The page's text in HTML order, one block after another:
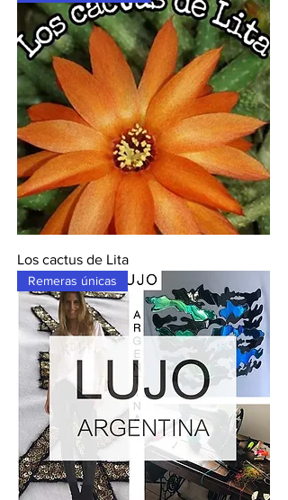
Los cactus de Lita
Remeras únicas